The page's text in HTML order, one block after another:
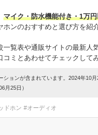
マイク・防水機能付き・1万
ホンのおすすめと選び方を紹
一覧表や通販サイトの最新人
コミとあわせてチェックして
ションが含まれています。2024年10
月25日）
ドホン #オーディオ